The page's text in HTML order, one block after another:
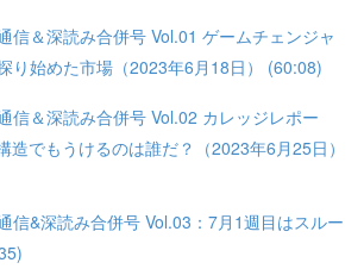
信＆深読み合併号 Vol.01 ゲームチェンジャ
り始めた市場（2023年6月18日） (60:08)
信＆深読み合併号 Vol.02 カレッジレポー
造でもうけるのは誰だ？（2023年6月25日）
信&深読み合併号 Vol.03：7月1週目はスルー